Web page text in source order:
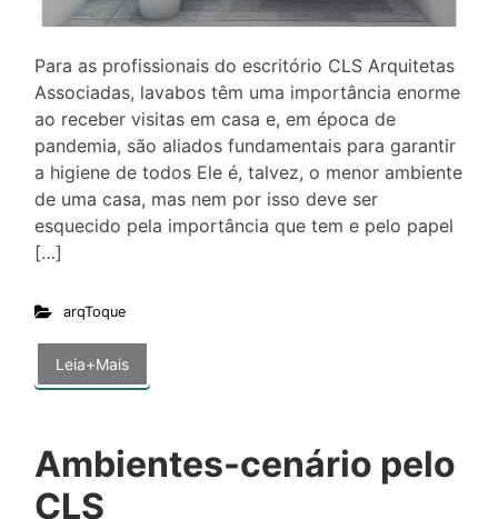
Para as profissionais do escritório CLS Arquitetas
Associadas, lavabos têm uma importância enorme
ao receber visitas em casa e, em época de
pandemia, são aliados fundamentais para garantir
a higiene de todos Ele é, talvez, o menor ambiente
de uma casa, mas nem por isso deve ser
esquecido pela importância que tem e pelo papel
[…]
arqToque
Leia+Mais
Ambientes-cenário pelo
CLS